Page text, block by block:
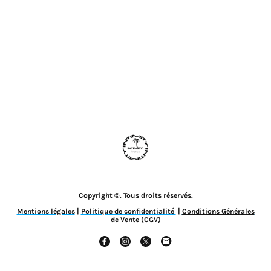
Copyright ©. Tous droits réservés.
Mentions légales| Politique de confidentialité | Conditions Générales
de Vente (CGV)